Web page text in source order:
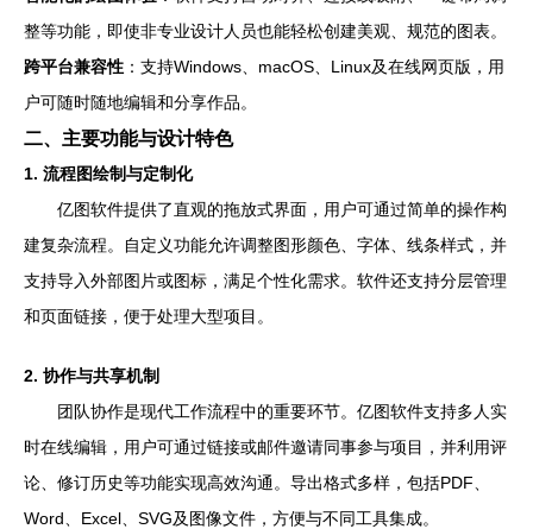
整等功能，即使非专业设计人员也能轻松创建美观、规范的图表。
跨平台兼容性 ：支持Windows、macOS、Linux及在线网页版，用
户可随时随地编辑和分享作品。
二、主要功能与设计特色
1. 流程图绘制与定制化
亿图软件提供了直观的拖放式界面，用户可通过简单的操作构
建复杂流程。自定义功能允许调整图形颜色、字体、线条样式，并
支持导入外部图片或图标，满足个性化需求。软件还支持分层管理
和页面链接，便于处理大型项目。
2. 协作与共享机制
团队协作是现代工作流程中的重要环节。亿图软件支持多人实
时在线编辑，用户可通过链接或邮件邀请同事参与项目，并利用评
论、修订历史等功能实现高效沟通。导出格式多样，包括PDF、
Word、Excel、SVG及图像文件，方便与不同工具集成。